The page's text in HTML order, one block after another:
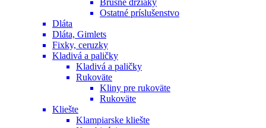
Ostatné príslušenstvo
Dláta
Dláta, Gimlets
Fixky, ceruzky
Kladivá a paličky
Kladivá a paličky
Rukoväte
Kliny pre rukoväte
Rukoväte
Kliešte
Klampiarske kliešte